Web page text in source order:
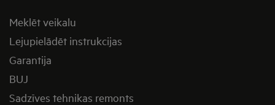
Meklēt veikalu
Lejupielādēt instrukcijas
Garantija
BUJ
Sadzīves tehnikas remonts